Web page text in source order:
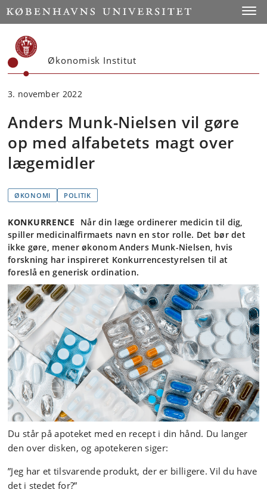
Start
Økonomisk Institut
3. november 2022
Anders Munk-Nielsen vil gøre
op med alfabetets magt over
lægemidler
ØKONOMI POLITIK
KONKURRENCE
Når din læge ordinerer medicin til dig,
spiller medicinalfirmaets navn en stor rolle. Det bør det
ikke gøre, mener økonom Anders Munk-Nielsen, hvis
forskning har inspireret Konkurrencestyrelsen til at
foreslå en generisk ordination.
Du står på apoteket med en recept i din hånd. Du langer
den over disken, og apotekeren siger:
”Jeg har et tilsvarende produkt, der er billigere. Vil du have
det i stedet for?”